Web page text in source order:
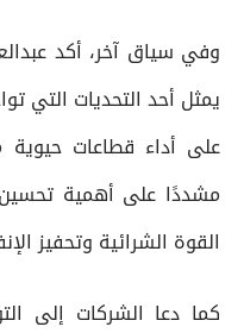
وفي سياق آخر، أكد
يمثل أحد التحديات التي
على أداء قطاعات حيوية
مشددًا على أهمية تحسين
القوة الشرائية وتحفيز
كما دعا الشركات إلى